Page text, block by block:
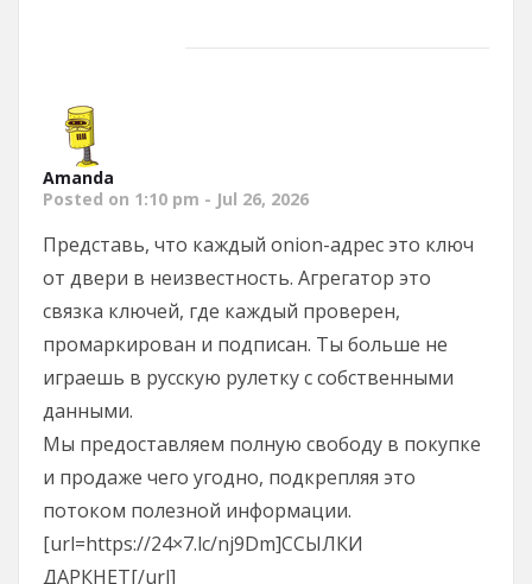
Amanda
Posted on 1:10 pm - Jul 26, 2026
Представь, что каждый onion-адрес это ключ
от двери в неизвестность. Агрегатор это
связка ключей, где каждый проверен,
промаркирован и подписан. Ты больше не
играешь в русскую рулетку с собственными
данными.
Мы предоставляем полную свободу в покупке
и продаже чего угодно, подкрепляя это
потоком полезной информации.
[url=https://24×7.lc/nj9Dm]ССЫЛКИ
ДАРКНЕТ[/url]